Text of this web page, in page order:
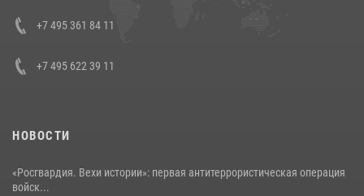
+7 495 361 84 11
+7 495 622 39 11
НОВОСТИ
«Росгвардия. Вехи истории»: первая антитеррористическая операция
войск...